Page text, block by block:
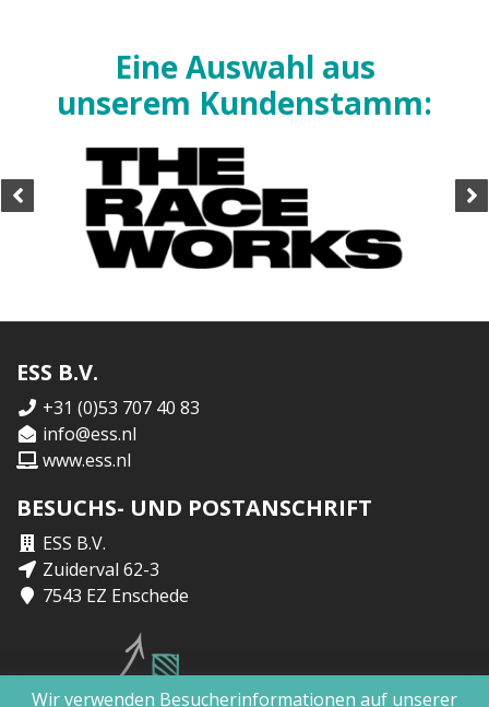
Eine Auswahl aus
unserem Kundenstamm:
ESS B.V.
+31 (0)53 707 40 83
info@ess.nl
www.ess.nl
BESUCHS- UND POSTANSCHRIFT
ESS B.V.
Zuiderval 62-3
7543 EZ Enschede
Wir verwenden Besucherinformationen auf unserer